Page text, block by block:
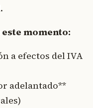
momento:
a efectos del IVA
adelantado**